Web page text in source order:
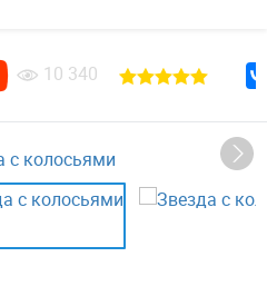
10 340